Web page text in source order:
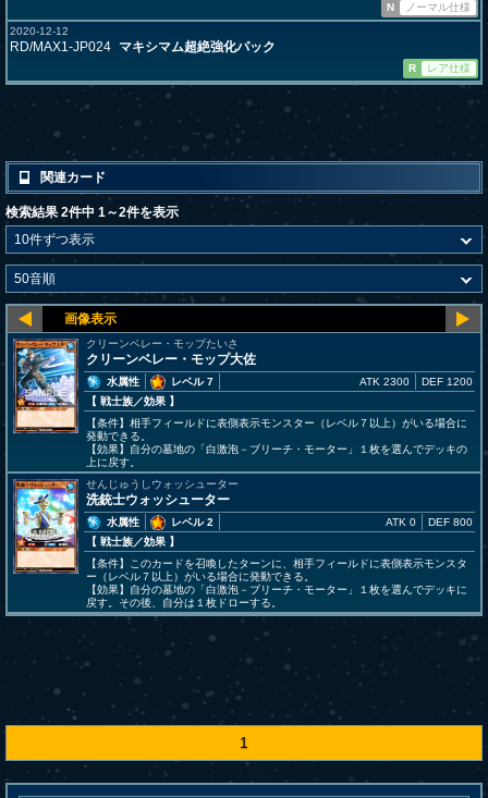
N
ノーマル仕様
2020-12-12
RD/MAX1-JP024 マキシマム超絶強化パック
R レア仕様
関連カード
検索結果 2件中 1～2件を表示
クリーンベレー・モップたいさ
クリーンベレー・モップ大佐
水属性
レベル 7
【 戦士族／効果 】
ATK 2300 DEF 1200
【条件】相手フィールドに表側表示モンスター（レベル７以上）がいる場合に
発動できる。
【効果】自分の墓地の「白激泡－ブリーチ・モーター」１枚を選んでデッキの
上に戻す。
せんじゅうしウォッシューター
洗銃士ウォッシューター
水属性
レベル 2
【 戦士族／効果 】
ATK 0 DEF 800
【条件】このカードを召喚したターンに、相手フィールドに表側表示モンスタ
ー（レベル７以上）がいる場合に発動できる。
【効果】自分の墓地の「白激泡－ブリーチ・モーター」１枚を選んでデッキに
戻す。その後、自分は１枚ドローする。
1